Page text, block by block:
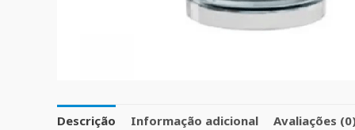
Descrição Informação adicional Avaliações